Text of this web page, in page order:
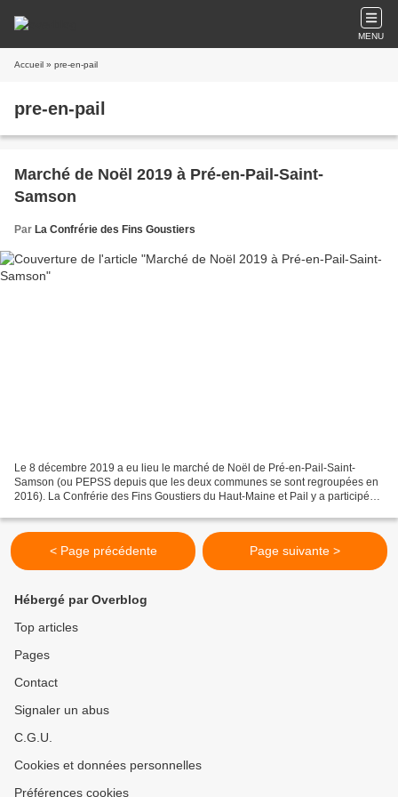
MENU
Accueil » pre-en-pail
pre-en-pail
Marché de Noël 2019 à Pré-en-Pail-Saint-
Samson
Par La Confrérie des Fins Goustiers
Le 8 décembre 2019 a eu lieu le marché de Noël de Pré-en-Pail-Saint-
Samson (ou PEPSS depuis que les deux communes se sont regroupées en
2016). La Confrérie des Fins Goustiers du Haut-Maine et Pail y a participé
< Page précédente Page suivante >
Hébergé par Overblog
Top articles
Pages
Contact
Signaler un abus
C.G.U.
Cookies et données personnelles
Préférences cookies